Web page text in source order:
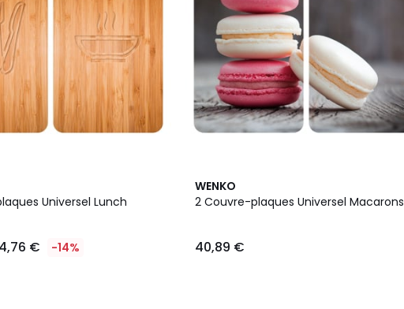
Universel Lunch
€ -14%
WENKO
2 Couvre-plaques Universel Macarons
40,89 €